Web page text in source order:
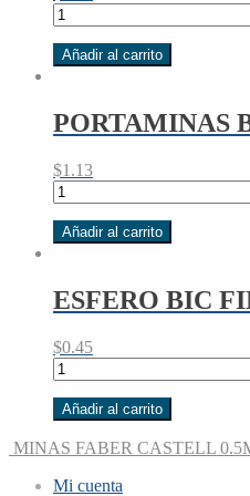
MINAS
FABER
CASTELL
0.5MM
Añadir al carrito
PORTAMINAS
$1.13
PORTAMINAS
BIC
VELOCITY
0.5
Añadir al carrito
ESFERO BIC
$0.45
ESFERO
BIC
FINO
–
AZUL
Añadir al carrito
MINAS FABER CASTELL
Mi cuenta